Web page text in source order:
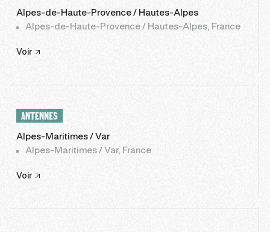
Alpes-de-Haute-Provence / Hautes-Alpes
Alpes-de-Haute-Provence / Hautes-Alpes, France
Voir
ANTENNES
Alpes-Maritimes / Var
Alpes-Maritimes / Var, France
Voir